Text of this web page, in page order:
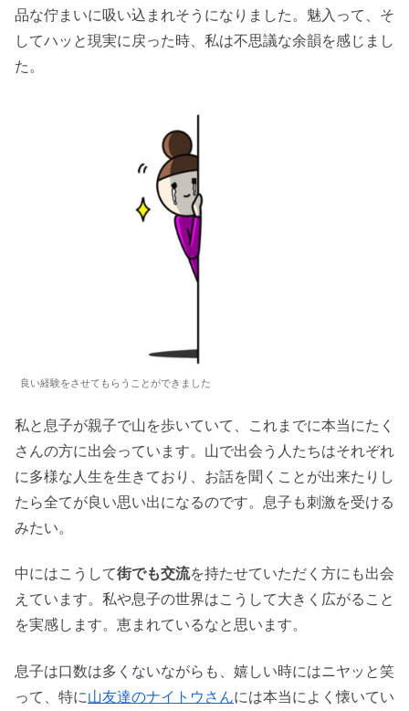
品な佇まいに吸い込まれそうになりました。魅入って、そ
してハッと現実に戻った時、私は不思議な余韻を感じまし
た。
良い経験をさせてもらうことができました
私と息子が親子で山を歩いていて、これまでに本当にたく
さんの方に出会っています。山で出会う人たちはそれぞれ
に多様な人生を生きており、お話を聞くことが出来たりし
たら全てが良い思い出になるのです。息子も刺激を受ける
みたい。
中にはこうして街でも交流を持たせていただく方にも出会
えています。私や息子の世界はこうして大きく広がること
を実感します。恵まれているなと思います。
息子は口数は多くないながらも、嬉しい時にはニヤッと笑
って、特に山友達のナイトウさんには本当によく懐いてい